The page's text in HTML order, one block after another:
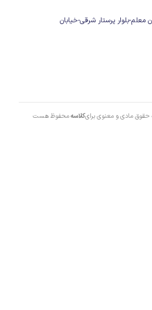
معلم-بلوار پرستار شرقی-خیابان
حقوق مادی و معنوی برایکلاسهمحفوظ هست